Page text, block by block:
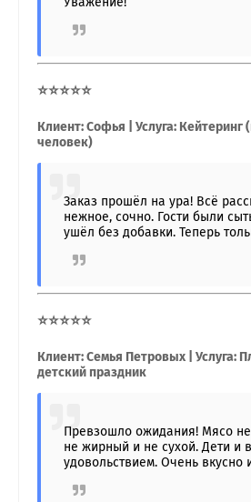
⭐⭐⭐⭐⭐
Клиент: Софья | Услуга: Кейтеринг
человек)
Заказ прошёл на ура! Всё
нежное, сочно. Гости были
ушёл без добавки. Теперь
⭐⭐⭐⭐⭐
Клиент: Семья Петровых | Услуга:
детский праздник
Превзошло ожидания! Мясо
не жирный и не сухой. Дети и
удовольствием. Очень вкусно